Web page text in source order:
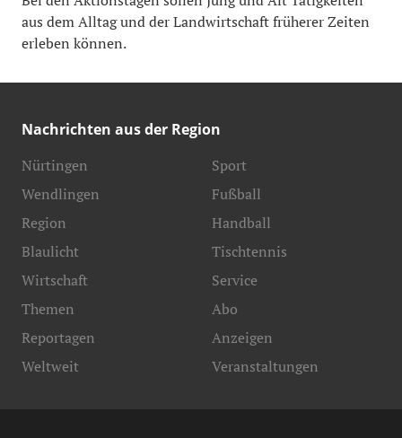
aus dem Alltag und der Landwirtschaft früherer Zeiten
erleben können.
Nachrichten aus der Region
Nürtingen
Wendlingen
Region
Blaulicht
Sport
Fußball
Handball
Tischtennis
Wirtschaft
Themen
Reportagen
Weltweit
Service
Abo
Anzeigen
Veranstaltungen